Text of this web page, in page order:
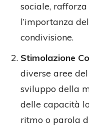
sociale,
l’importanza
condivisione.
Stimolazione
diverse aree
sviluppo della
delle capacità
ritmo o parola